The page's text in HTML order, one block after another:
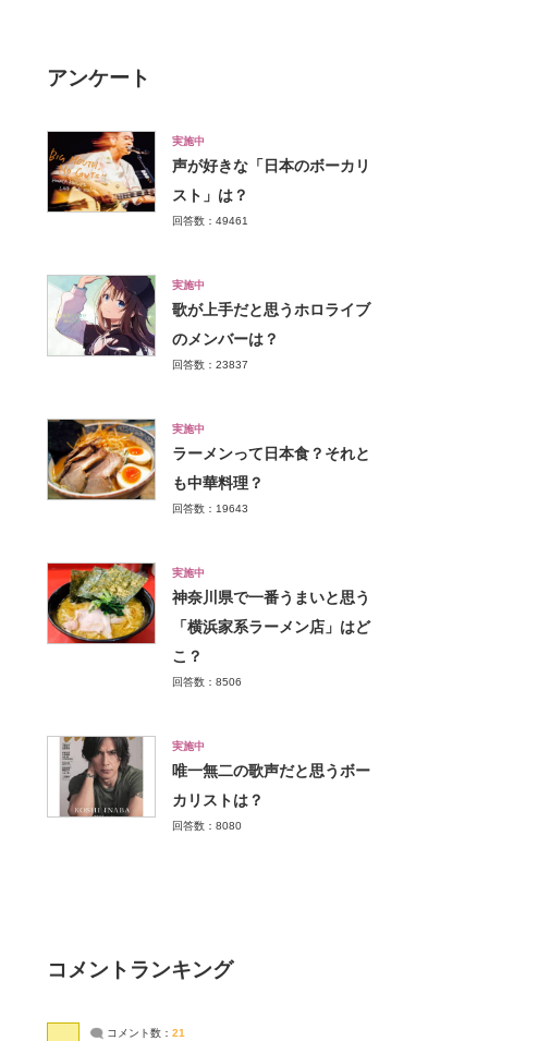
アンケート
実施中
声が好きな「日本のボーカリ
スト」は？
回答数：49461
実施中
歌が上手だと思うホロライブ
のメンバーは？
回答数：23837
実施中
ラーメンって日本食？それと
も中華料理？
回答数：19643
実施中
神奈川県で一番うまいと思う
「横浜家系ラーメン店」はど
こ？
回答数：8506
実施中
唯一無二の歌声だと思うボー
カリストは？
回答数：8080
コメントランキング
コメント数： 21